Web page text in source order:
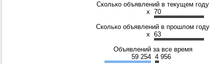
Сколько объявлений в текущем году
x 70
Сколько объявлений в прошлом году
x 63
Объявлений за все время
59 254 4 956